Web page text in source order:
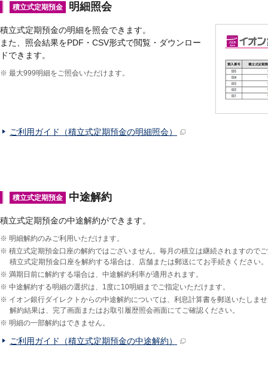
積立式定期預金 明細照会
積立式定期預金の明細を照会できます。
また、照会結果をPDF・CSV形式で閲覧・ダウンロー
ドできます。
※ 最大999明細をご照会いただけます。
ご利用ガイド（積立式定期預金の明細照会）
積立式定期預金 中途解約
積立式定期預金の中途解約ができます。
※ 明細解約のみご利用いただけます。
※ 積立式定期預金口座の解約ではございません。毎月の積立は継続されますので
積立式定期預金口座を解約する場合は、店舗または郵送にてお手続きください。
※ 満期日前に解約する場合は、中途解約利率が適用されます。
※ 中途解約する明細の選択は、1度に10明細までご指定いただけます。
※ イオン銀行ダイレクトからの中途解約については、利息計算書を郵送いたしま
解約結果は、完了画面またはお取引履歴照会画面にてご確認ください。
※ 明細の一部解約はできません。
ご利用ガイド（積立式定期預金の中途解約）